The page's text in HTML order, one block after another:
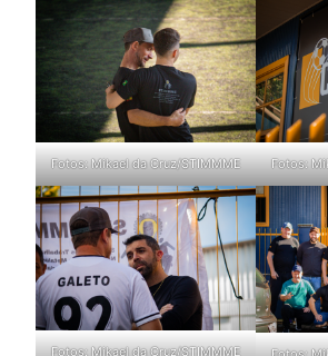
Fotos: Mikael da Cruz/STIMMME Fotos:
Fotos: Mikael da Cruz/STIMMME